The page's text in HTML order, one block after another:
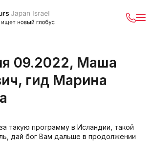
09.2022, Маша
гид Марина
такую программу в Исландии, такой
дай бог Вам дальше в продолжении